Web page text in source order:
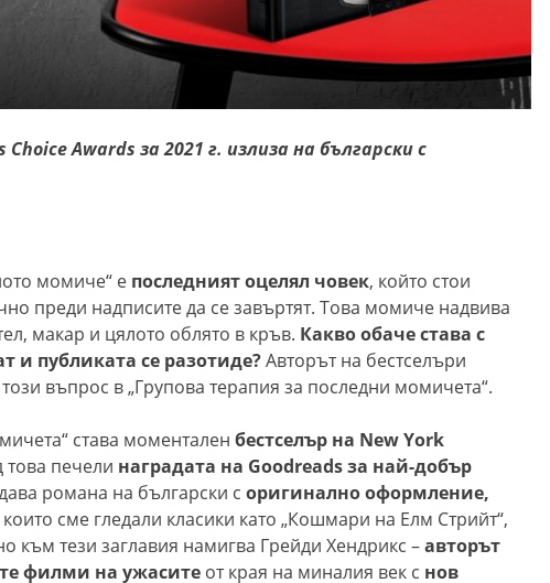
Awards за 2021 г. излиза на български с
момиче“ е последният оцелял човек, който стои
преди надписите да се завъртят. Това момиче надвива
макар и цялото облято в кръв. Какво обаче става с
и публиката се разотиде?Авторът на бестселъри
въпрос в „Групова терапия за последни момичета“.
става моментален бестселър на New York
това печели наградата на Goodreads за най-добър
романа на български с оригинално оформление,
които сме гледали класики като „Кошмари на Елм Стрийт“,
към тези заглавия намигва Грейди Хендрикс –авторът
филми на ужасите от края на миналия век с нов